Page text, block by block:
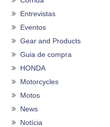
Entrevistas
Eventos
Gear and Products
Guia de compra
HONDA
Motorcycles
Motos
News
Notícia